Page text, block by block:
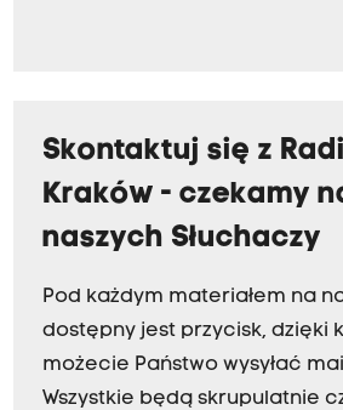
Skontaktuj się z
Kraków - czekamy
naszych Słuchaczy
Pod każdym materiałem na
dostępny jest przycisk, dzięki
możecie Państwo wysyłać
Wszystkie będą skrupulatnie